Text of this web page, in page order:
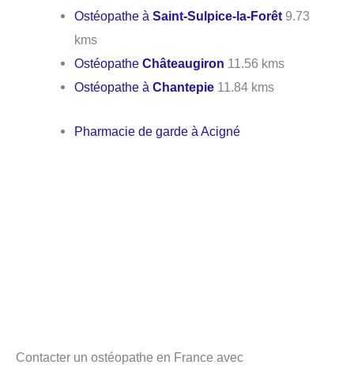
Ostéopathe àSaint-Sulpice-la-Forêt 9.73
kms
OstéopatheChâteaugiron 11.56 kms
Ostéopathe àChantepie 11.84 kms
Pharmacie de garde à Acigné
Contacter un ostéopathe en France avec